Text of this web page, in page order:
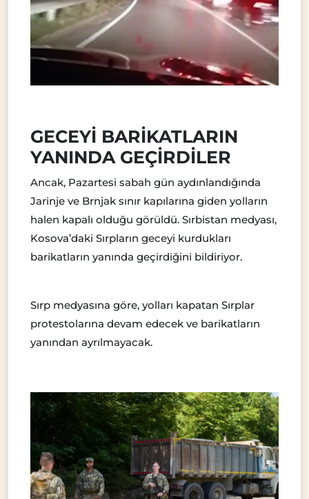
GECEYİ BARİKATLARIN
YANINDA GEÇİRDİLER
Ancak, Pazartesi sabah gün aydınlandığında
Jarinje ve Brnjak sınır kapılarına giden yolların
halen kapalı olduğu görüldü. Sırbistan medyası,
Kosova’daki Sırpların geceyi kurdukları
barikatların yanında geçirdiğini bildiriyor.
Sırp medyasına göre, yolları kapatan Sırplar
protestolarına devam edecek ve barikatların
yanından ayrılmayacak.